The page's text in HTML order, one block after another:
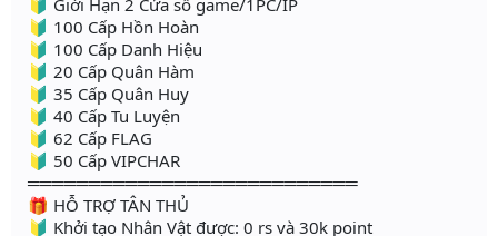
🔰 Giới Hạn 2 Cửa sổ game/1PC/IP
🔰 100 Cấp Hồn Hoàn
🔰 100 Cấp Danh Hiệu
🔰 20 Cấp Quân Hàm
🔰 35 Cấp Quân Huy
🔰 40 Cấp Tu Luyện
🔰 62 Cấp FLAG
🔰 50 Cấp VIPCHAR
═══════════════════════════
🎁 HỖ TRỢ TÂN THỦ
🔰 Khởi tạo Nhân Vật được: 0 rs và 30k point